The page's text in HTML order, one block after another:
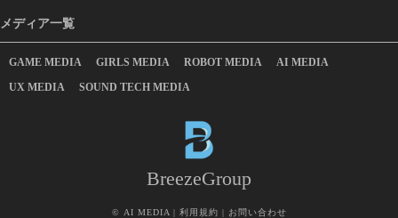
メディア一覧
GAME MEDIA GIRLS MEDIA ROBOT MEDIA
AI MEDIA
UX MEDIA
SOUND TECH MEDIA
BreezeGroup
© AI MEDIA | 利用規約 | お問い合わせ